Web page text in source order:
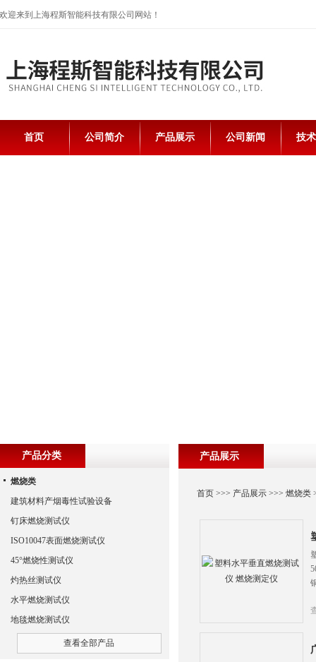
欢迎来到上海程斯智能科技有限公司网站！
首页 公司简介 产品展示 公司新闻 技
产品展示
首页 >>> 产品展示 >>>燃烧类
产品分类
燃烧类
建筑材料产烟毒性试验设备
钉床燃烧测试仪
ISO10047表面燃烧测试仪
45°燃烧性测试仪
灼热丝测试仪
水平燃烧测试仪
地毯燃烧测试仪
查看全部产品